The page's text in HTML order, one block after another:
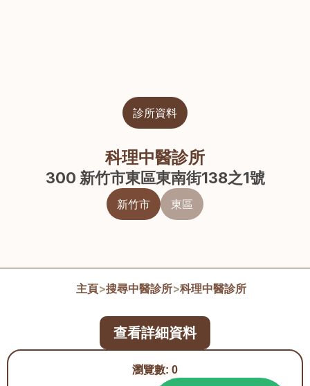
診所資料
科理中醫診所
300 新竹市東區東南街138之1號
新竹市 東區
主頁>搜尋中醫診所>科理中醫診所
瀏覽數: 0
查看詳細資料